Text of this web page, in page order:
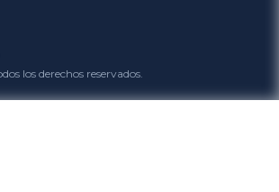
los derechos reservados.